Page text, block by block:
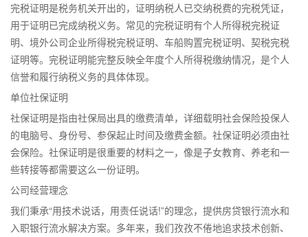
完税证明是税务机关开出的，证明纳税人已交纳税费的完税凭证，
用于证明已完成纳税义务。常见的完税证明有个人所得税完税证
明、境外公司企业所得税完税证明、车船购置完税证明、契税完税
证明等。完税证明能完整反映全年度个人所得税缴纳情况，是个人
信誉和履行纳税义务的具体体现。
单位社保证明
社保证明是指由社保局出具的缴费清单，详细载明社会保险投保人
的电脑号、身份号、参保起止时间及缴费金额。社保证明必须由社
会保险。社保证明是很重要的材料之一，像是子女教育、养老和一
些转接等都需要这么一份证明。
公司经营理念
我们秉承“用技术说话，用责任说话!”的理念，提供房贷银行流水和
入职银行流水解决方案。多年来，我们孜孜不倦地追求技术创新、